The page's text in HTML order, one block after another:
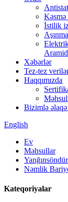
İstilik
Aramid
Xəbərlər
Tez-tez
Haqqımızda
Bizimlə əlaqə
English
Ev
Məhsullar
Nəmlik
Kateqoriyalar